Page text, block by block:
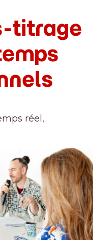
titrage
réel ,